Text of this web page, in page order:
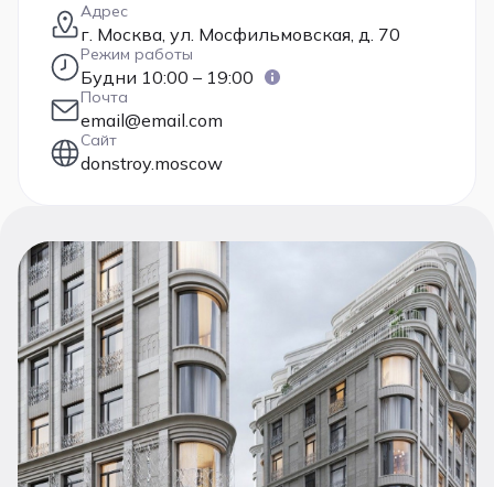
Адрес
г. Москва, ул. Мосфильмовская, д. 70
Режим работы
Будни 10:00 – 19:00
Почта
email@email.com
Сайт
donstroy.moscow